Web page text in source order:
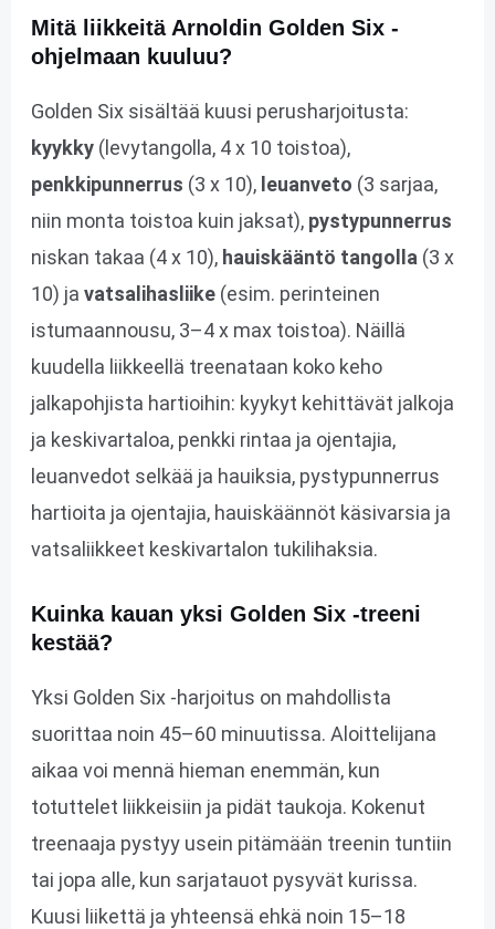
Mitä liikkeitä Arnoldin Golden Six -
ohjelmaan kuuluu?
Golden Six sisältää kuusi perusharjoitusta:
kyykky(levytangolla, 4 x 10 toistoa),
penkkipunnerrus (3 x 10), leuanveto (3 sarjaa,
niin monta toistoa kuin jaksat), pystypunnerrus
niskan takaa (4 x 10), hauiskääntö tangolla (3 x
10) ja vatsalihasliike(esim. perinteinen
istumaannousu, 3–4 x max toistoa). Näillä
kuudella liikkeellä treenataan koko keho
jalkapohjista hartioihin: kyykyt kehittävät jalkoja
ja keskivartaloa, penkki rintaa ja ojentajia,
leuanvedot selkää ja hauiksia, pystypunnerrus
hartioita ja ojentajia, hauiskäännöt käsivarsia ja
vatsaliikkeet keskivartalon tukilihaksia.
Kuinka kauan yksi Golden Six -treeni
kestää?
Yksi Golden Six -harjoitus on mahdollista
suorittaa noin 45–60 minuutissa. Aloittelijana
aikaa voi mennä hieman enemmän, kun
totuttelet liikkeisiin ja pidät taukoja. Kokenut
treenaaja pystyy usein pitämään treenin tuntiin
tai jopa alle, kun sarjatauot pysyvät kurissa.
Kuusi liikettä ja yhteensä ehkä noin 15–18